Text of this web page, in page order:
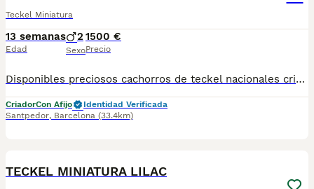
Teckel Miniatura
13 semanas
Edad
2
Sexo
1500 €
Precio
Disponibles preciosos cachorros de teckel nacionales criados en nuestras instalaciones, en un ambiente familiar y responsable. Nuestros cachorros se entregan con cartilla de primera vacunación, vacunas correspondientes a su edad, desparasitados interna y externamente, y con microchip implantado y dado de alta. Además, realizamos un contrato de garantía que incluye: • Garantía vírica de 15 días. • Garantía congénita de 1 año. Desde la fecha de entrega del cachorro. Nos comprometemos al 100% con la salud, el bienestar y el cuidado de nuestros pequeños. Disponemos de Núcleo Zoológico Para más información, imágenes o cualquier consulta sin compromiso, pueden contactar con nosotros en los teléfonos: CRISTINA 📞 722 788 399 📞 932 514 529
CriadorCon Afijo
Identidad Verificada
Santpedor, Barcelona (33.4km)
TECKEL MINIATURA LILAC